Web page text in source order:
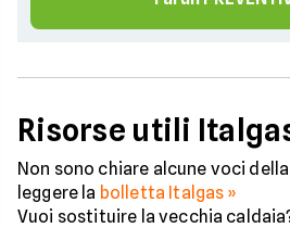
Risorse utili
Non sono chiare alcune voci
leggere la bolletta Italgas »
Vuoi sostituire la vecchia